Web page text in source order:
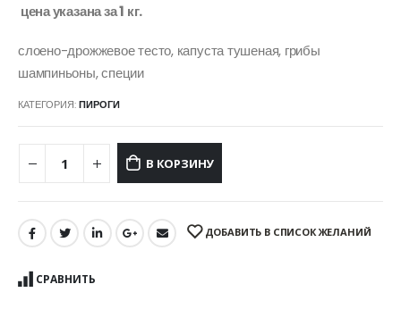
цена указана за 1 кг.
слоено-дрожжевое тесто, капуста тушеная, грибы
шампиньоны, специи
КАТЕГОРИЯ:ПИРОГИ
В КОРЗИНУ
ДОБАВИТЬ В СПИСОК ЖЕЛАНИЙ
СРАВНИТЬ